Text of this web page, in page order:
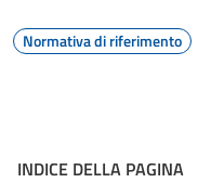
Normativa di riferimento
INDICE DELLA PAGINA